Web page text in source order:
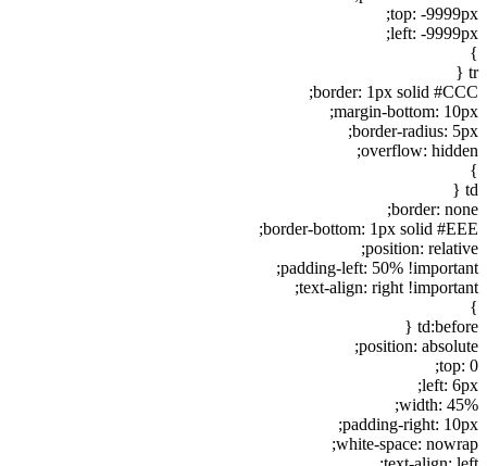
top: -9999px;
left: -9999px;
}
tr {
border: 1px solid #CCC;
margin-bottom: 10px;
border-radius: 5px;
overflow: hidden;
}
td {
border: none;
border-bottom: 1px solid #EEE;
position: relative;
padding-left: 50% !important;
text-align: right !important;
}
td:before {
position: absolute;
top: 0;
left: 6px;
width: 45%;
padding-right: 10px;
white-space: nowrap;